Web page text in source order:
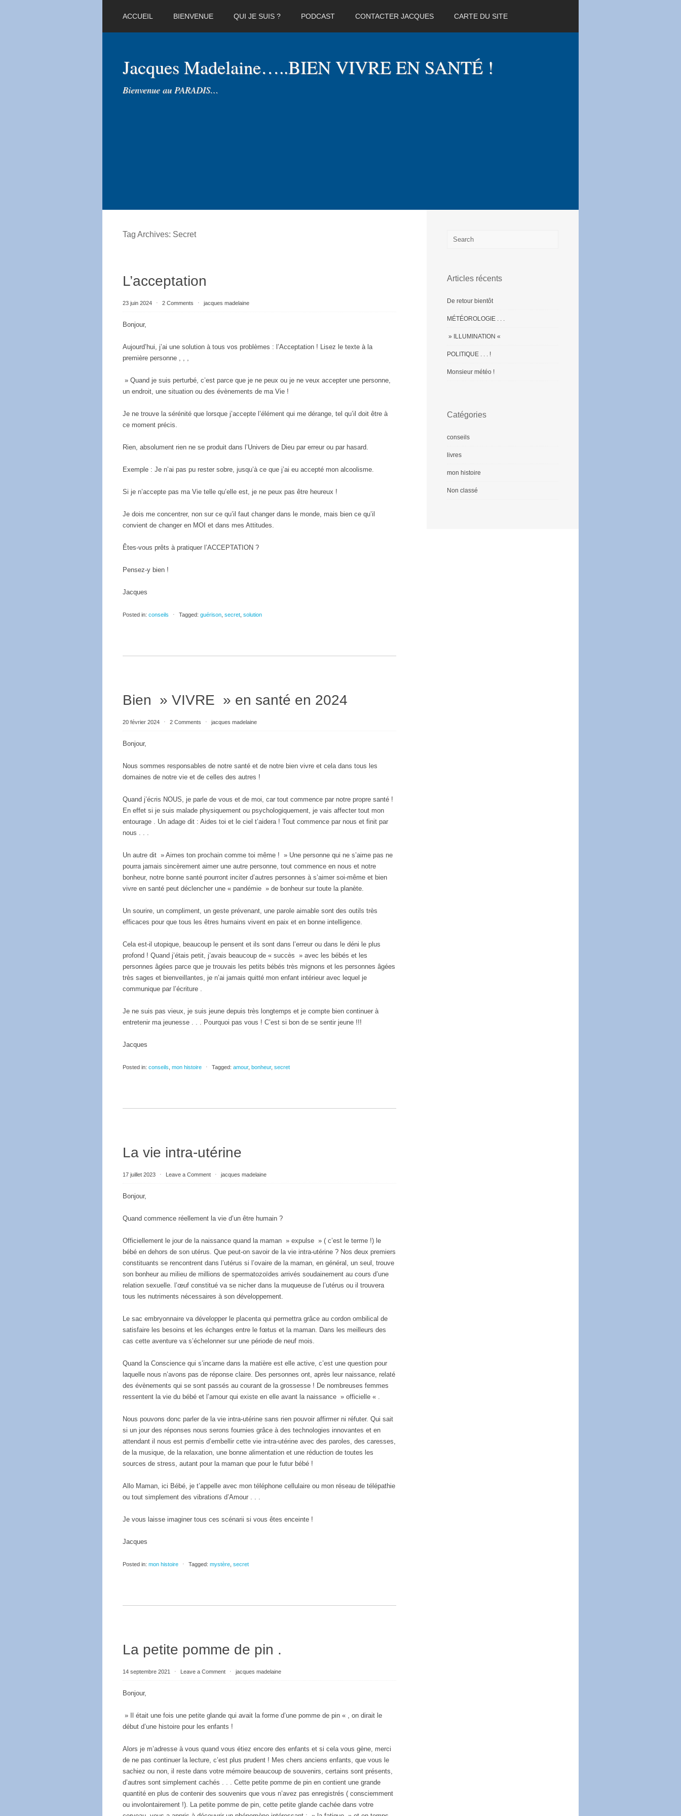
ACCUEIL BIENVENUE QUI JE SUIS ? PODCAST CONTACTER JACQUES CARTE DU SITE
Jacques Madelaine…..BIEN VIVRE EN SANTÉ !
Bienvenue au PARADIS…
Tag Archives: Secret
L’acceptation
23 juin 2024 ⋅ 2 Comments ⋅ jacques madelaine
Bonjour,
Aujourd’hui, j’ai une solution à tous vos problèmes : l’Acceptation ! Lisez le texte à la
première personne , , ,
» Quand je suis perturbé, c’est parce que je ne peux ou je ne veux accepter une personne,
un endroit, une situation ou des évènements de ma Vie !
Je ne trouve la sérénité que lorsque j’accepte l’élément qui me dérange, tel qu’il doit être à
ce moment précis.
Rien, absolument rien ne se produit dans l’Univers de Dieu par erreur ou par hasard.
Exemple : Je n’ai pas pu rester sobre, jusqu’à ce que j’ai eu accepté mon alcoolisme.
Si je n’accepte pas ma Vie telle qu’elle est, je ne peux pas être heureux !
Je dois me concentrer, non sur ce qu’il faut changer dans le monde, mais bien ce qu’il
convient de changer en MOI et dans mes Attitudes.
Êtes-vous prêts à pratiquer l’ACCEPTATION ?
Pensez-y bien !
Jacques
Posted in: conseils ⋅ Tagged: guérison secret solution
Bien » VIVRE » en santé en 2024
20 février 2024 ⋅ 2 Comments ⋅ jacques madelaine
Bonjour,
Nous sommes responsables de notre santé et de notre bien vivre et cela dans tous les
domaines de notre vie et de celles des autres !
Quand j’écris NOUS, je parle de vous et de moi, car tout commence par notre propre santé !
En effet si je suis malade physiquement ou psychologiquement, je vais affecter tout mon
entourage . Un adage dit : Aides toi et le ciel t’aidera ! Tout commence par nous et finit par
nous . . .
Un autre dit » Aimes ton prochain comme toi même ! » Une personne qui ne s’aime pas ne
pourra jamais sincèrement aimer une autre personne, tout commence en nous et notre
bonheur, notre bonne santé pourront inciter d’autres personnes à s’aimer soi-même et bien
vivre en santé peut déclencher une « pandémie » de bonheur sur toute la planète.
Un sourire, un compliment, un geste prévenant, une parole aimable sont des outils très
efficaces pour que tous les êtres humains vivent en paix et en bonne intelligence.
Cela est-il utopique, beaucoup le pensent et ils sont dans l’erreur ou dans le déni le plus
profond ! Quand j’étais petit, j’avais beaucoup de « succès » avec les bébés et les
personnes âgées parce que je trouvais les petits bébés très mignons et les personnes âgées
très sages et bienveillantes, je n’ai jamais quitté mon enfant intérieur avec lequel je
communique par l’écriture .
Je ne suis pas vieux, je suis jeune depuis très longtemps et je compte bien continuer à
entretenir ma jeunesse . . . Pourquoi pas vous ! C’est si bon de se sentir jeune !!!
Jacques
Posted in: conseils mon histoire ⋅ Tagged: amour, bonheur, secret
La vie intra-utérine
17 juillet 2023 ⋅ Leave a Comment ⋅ jacques madelaine
Bonjour,
Quand commence réellement la vie d’un être humain ?
Officiellement le jour de la naissance quand la maman » expulse » ( c’est le terme !) le
bébé en dehors de son utérus. Que peut-on savoir de la vie intra-utérine ? Nos deux premiers
constituants se rencontrent dans l’utérus si l’ovaire de la maman, en général, un seul, trouve
son bonheur au milieu de millions de spermatozoïdes arrivés soudainement au cours d’une
relation sexuelle. l’œuf constitué va se nicher dans la muqueuse de l’utérus ou il trouvera
tous les nutriments nécessaires à son développement.
Le sac embryonnaire va développer le placenta qui permettra grâce au cordon ombilical de
satisfaire les besoins et les échanges entre le fœtus et la maman. Dans les meilleurs des
cas cette aventure va s’échelonner sur une période de neuf mois.
Quand la Conscience qui s’incarne dans la matière est elle active, c’est une question pour
laquelle nous n’avons pas de réponse claire. Des personnes ont, après leur naissance, relaté
des évènements qui se sont passés au courant de la grossesse ! De nombreuses femmes
ressentent la vie du bébé et l’amour qui existe en elle avant la naissance » officielle « .
Nous pouvons donc parler de la vie intra-utérine sans rien pouvoir affirmer ni réfuter. Qui sait
si un jour des réponses nous serons fournies grâce à des technologies innovantes et en
attendant il nous est permis d’embellir cette vie intra-utérine avec des paroles, des caresses,
de la musique, de la relaxation, une bonne alimentation et une réduction de toutes les
sources de stress, autant pour la maman que pour le futur bébé !
Allo Maman, ici Bébé, je t’appelle avec mon téléphone cellulaire ou mon réseau de télépathie
ou tout simplement des vibrations d’Amour . . .
Je vous laisse imaginer tous ces scénarii si vous êtes enceinte !
Jacques
Posted in: mon histoire ⋅ Tagged: mystère secret
La petite pomme de pin .
14 septembre 2021 ⋅ Leave a Comment ⋅ jacques madelaine
Bonjour,
» Il était une fois une petite glande qui avait la forme d’une pomme de pin « , on dirait le
début d’une histoire pour les enfants !
Alors je m’adresse à vous quand vous étiez encore des enfants et si cela vous gène, merci
de ne pas continuer la lecture, c’est plus prudent ! Mes chers anciens enfants, que vous le
sachiez ou non, il reste dans votre mémoire beaucoup de souvenirs, certains sont présents,
d’autres sont simplement cachés . . . Cette petite pomme de pin en contient une grande
quantité en plus de contenir des souvenirs que vous n’avez pas enregistrés ( consciemment
ou involontairement !). La petite pomme de pin, cette petite glande cachée dans votre
Articles récents
De retour bientôt
MÉTÉOROLOGIE . . .
» ILLUMINATION «
POLITIQUE . . . !
Monsieur météo !
Catégories
conseils
livres
mon histoire
Non classé